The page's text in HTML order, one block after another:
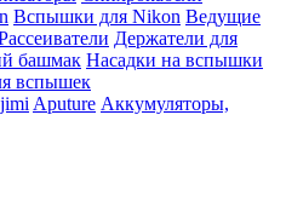
Вспышки для Nikon Ведущие
Держатели для
башмак Насадки на вспышки
вспышек
Aputure Аккумуляторы,